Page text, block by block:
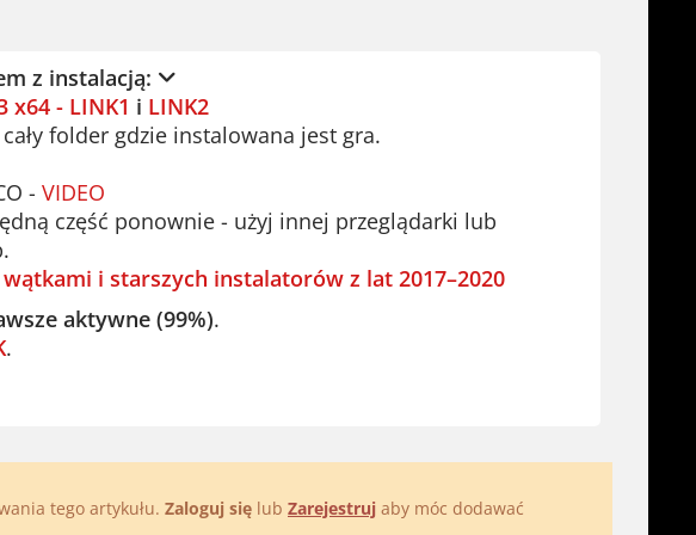
z instalacją:
x64 - LINK1 i LINK2
folder gdzie instalowana jest gra.
- VIDEO
część ponownie - użyj innej przeglądarki lub
i starszych instalatorów z lat 2017–2020
aktywne (99%).
.
tego artykułu. Zaloguj się lub Zarejestruj aby móc dodawać